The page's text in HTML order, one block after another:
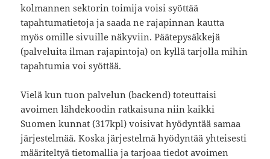
kolmannen sektorin toimija voisi syöttää
tapahtumatietoja ja saada ne rajapinnan kautta
myös omille sivuille näkyviin. Päätepysäkkejä
(palveluita ilman rajapintoja) on kyllä tarjolla mihin
tapahtumia voi syöttää.
Vielä kun tuon palvelun (backend) toteuttaisi
avoimen lähdekoodin ratkaisuna niin kaikki
Suomen kunnat (317kpl) voisivat hyödyntää samaa
järjestelmää. Koska järjestelmä hyödyntää yhteisesti
määriteltyä tietomallia ja tarjoaa tiedot avoimen